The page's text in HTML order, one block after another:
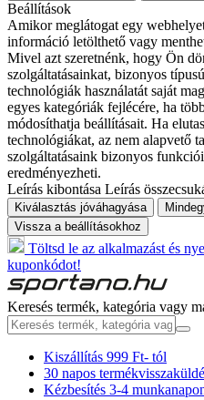
Beállítások
Amikor meglátogat egy
információ letölthető vagy
Mivel azt szeretnénk, hogy Ön
szolgáltatásainkat, bizonyos
technológiák használatát saját
egyes kategóriák fejlécére, ha
módosíthatja beállításait. Ha
technológiákat, az nem alapvető
szolgáltatásaink bizonyos
eredményezheti.
Leírás kibontása Leírás
Kiválasztás jóváhagyása
Vissza a beállításokhoz
Töltsd le az alkalmazást és
kuponkódot!
Keresés termék, kategória vagy
Kiszállítás 999 Ft- tól
30 napos
Kézbesítés 3-4